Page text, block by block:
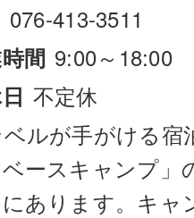
076-413-3511
間 9:00～18:00
不定休
ルが手がける宿
ースキャンプ」
あります。キャ